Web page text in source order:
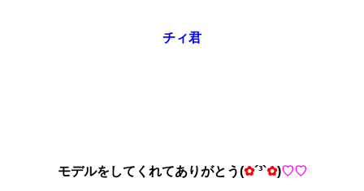
チィ君
モデルをしてくれてありがとう(✿´³`✿)♡♡